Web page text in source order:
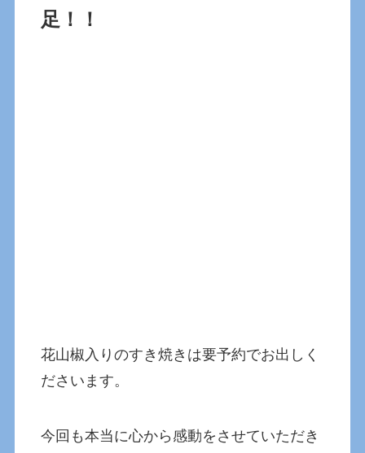
足！！
花山椒入りのすき焼きは要予約でお出しく
ださいます。
今回も本当に心から感動をさせていただき